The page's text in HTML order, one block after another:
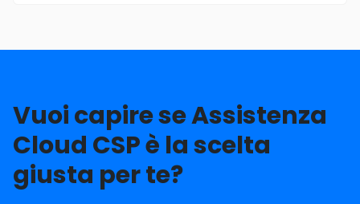
Vuoi capire se Assistenza
Cloud CSP è la scelta
giusta per te?